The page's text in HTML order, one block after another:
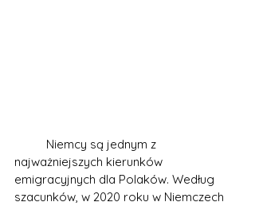
najważniejszych kierunków
emigracyjnych dla Polaków. Według
szacunków, w 2020 roku w Niemczech